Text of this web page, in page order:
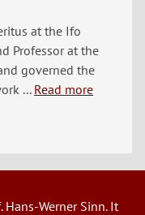
at the Ifo
Professor at the
governed the
... Read more
Werner Sinn. It